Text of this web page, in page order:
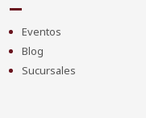
Eventos
Blog
Sucursales